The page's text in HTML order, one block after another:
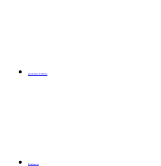
Доставка и оплата
Контакты